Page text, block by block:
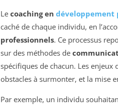
Le coaching en développement
caché de chaque individu, en
professionnels. Ce processus
sur des méthodes de
spécifiques de chacun. Les enjeux
obstacles à surmonter, et la mise
Par exemple, un individu